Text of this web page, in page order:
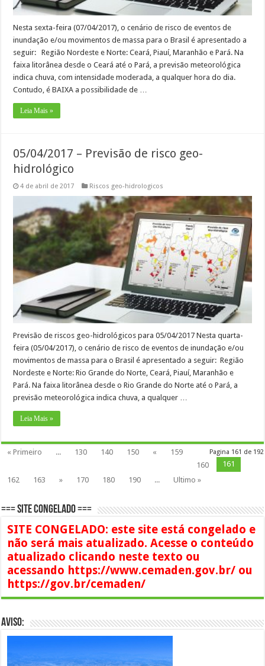
Nesta sexta-feira (07/04/2017), o cenário de risco de eventos de
inundação e/ou movimentos de massa para o Brasil é apresentado a
seguir: Região Nordeste e Norte: Ceará, Piauí, Maranhão e Pará. Na
faixa litorânea desde o Ceará até o Pará, a previsão meteorológica
indica chuva, com intensidade moderada, a qualquer hora do dia.
Contudo, é BAIXA a possibilidade de …
Leia Mais »
05/04/2017 – Previsão de risco geo-
hidrológico
4 de abril de 2017 Riscos geo-hidrologicos
Previsão de riscos geo-hidrológicos para 05/04/2017 Nesta quarta-
feira (05/04/2017), o cenário de risco de eventos de inundação e/ou
movimentos de massa para o Brasil é apresentado a seguir: Região
Nordeste e Norte: Rio Grande do Norte, Ceará, Piauí, Maranhão e
Pará. Na faixa litorânea desde o Rio Grande do Norte até o Pará, a
previsão meteorológica indica chuva, a qualquer …
Leia Mais »
Pagina 161 de 192
« Primeiro ... 130 140 150 «
159
160
161
162
163 » 170 180 190 ... Ultimo »
=== SITE CONGELADO ===
SITE CONGELADO: este site está congelado e
não será mais atualizado. Acesse o conteúdo
atualizado clicando neste texto ou
acessando https://www.cemaden.gov.br/ ou
https://gov.br/cemaden/
AVISO: